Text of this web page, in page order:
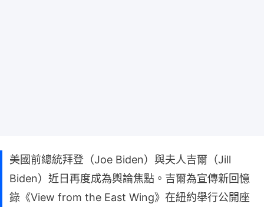
美國前總統拜登（Joe Biden）與夫人吉爾（Jill
Biden）近日再度成為輿論焦點。吉爾為宣傳新回憶
錄《View from the East Wing》在紐約舉行公開座